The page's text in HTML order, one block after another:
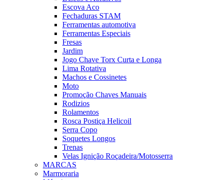
Escova Aco
Fechaduras STAM
Ferramentas automotiva
Ferramentas Especiais
Fresas
Jardim
Jogo Chave Torx Curta e Longa
Lima Rotativa
Machos e Cossinetes
Moto
Promoção Chaves Manuais
Rodizios
Rolamentos
Rosca Postiça Helicoil
Serra Copo
Soquetes Longos
Trenas
Velas Ignição Roçadeira/Motosserra
MARCAS
Marmoraria